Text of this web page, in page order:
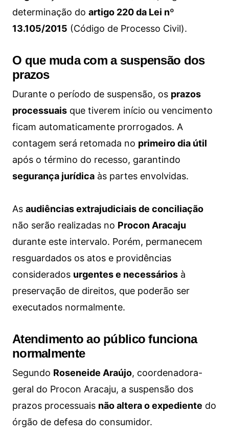
determinação do artigo 220 da Lei nº
13.105/2015 (Código de Processo Civil).
O que muda com a suspensão dos
prazos
Durante o período de suspensão, os prazos
processuais que tiverem início ou vencimento
ficam automaticamente prorrogados. A
contagem será retomada no primeiro dia útil
após o término do recesso, garantindo
segurança jurídica às partes envolvidas.
As audiências extrajudiciais de conciliação
não serão realizadas no Procon Aracaju
durante este intervalo. Porém, permanecem
resguardados os atos e providências
considerados urgentes e necessários à
preservação de direitos, que poderão ser
executados normalmente.
Atendimento ao público funciona
normalmente
Segundo Roseneide Araújo, coordenadora-
geral do Procon Aracaju, a suspensão dos
prazos processuais não altera o expediente do
órgão de defesa do consumidor.